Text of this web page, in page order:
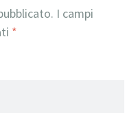
I campi
*